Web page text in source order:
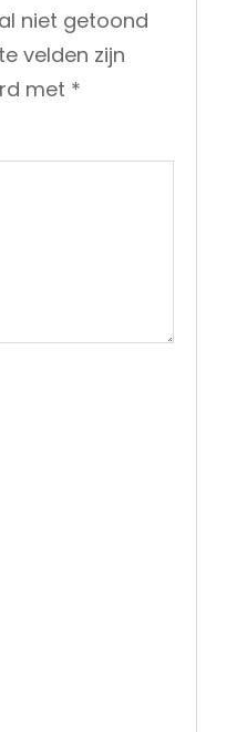
niet getoond
velden zijn
met *